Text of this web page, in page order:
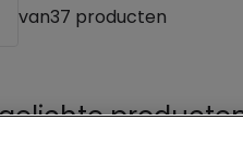
van37 producten